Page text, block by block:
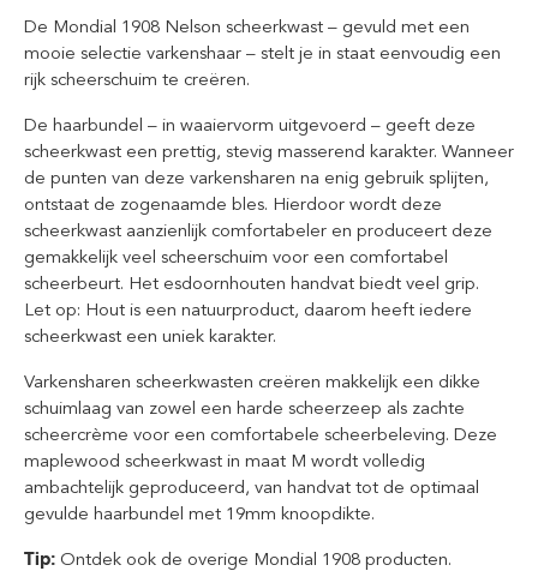
De Mondial 1908 Nelson scheerkwast – gevuld met een
mooie selectie varkenshaar – stelt je in staat eenvoudig een
rijk scheerschuim te creëren.
De haarbundel – in waaiervorm uitgevoerd – geeft deze
scheerkwast een prettig, stevig masserend karakter. Wanneer
de punten van deze varkensharen na enig gebruik splijten,
ontstaat de zogenaamde bles. Hierdoor wordt deze
scheerkwast aanzienlijk comfortabeler en produceert deze
gemakkelijk veel scheerschuim voor een comfortabel
scheerbeurt. Het esdoornhouten handvat biedt veel grip.
Let op: Hout is een natuurproduct, daarom heeft iedere
scheerkwast een uniek karakter.
Varkensharen scheerkwasten creëren makkelijk een dikke
schuimlaag van zowel een harde scheerzeep als zachte
scheercrème voor een comfortabele scheerbeleving. Deze
maplewood scheerkwast in maat M wordt volledig
ambachtelijk geproduceerd, van handvat tot de optimaal
gevulde haarbundel met 19mm knoopdikte.
Tip: Ontdek ook de overige Mondial 1908 producten.